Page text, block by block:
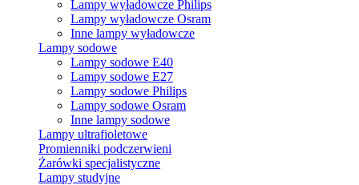
Lampy wyładowcze Philips
Lampy wyładowcze Osram
Inne lampy wyładowcze
Lampy sodowe
Lampy sodowe E40
Lampy sodowe E27
Lampy sodowe Philips
Lampy sodowe Osram
Inne lampy sodowe
Lampy ultrafioletowe
Promienniki podczerwieni
Żarówki specjalistyczne
Lampy studyjne